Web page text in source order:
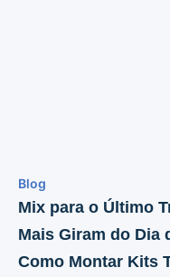
Blog
Mix para o Último
Mais Giram do Dia
Como Montar Kits